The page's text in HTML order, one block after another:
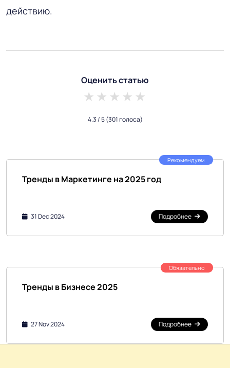
действию.
Оценить статью
4 stars
3 stars
2 stars
1 star
4.3/ 5(301 голоса)
Рекомендуем
Тренды в Маркетинге на 2025 год
31 Dec 2024 Подробнее
Обязательно
Тренды в Бизнесе 2025
27 Nov 2024 Подробнее